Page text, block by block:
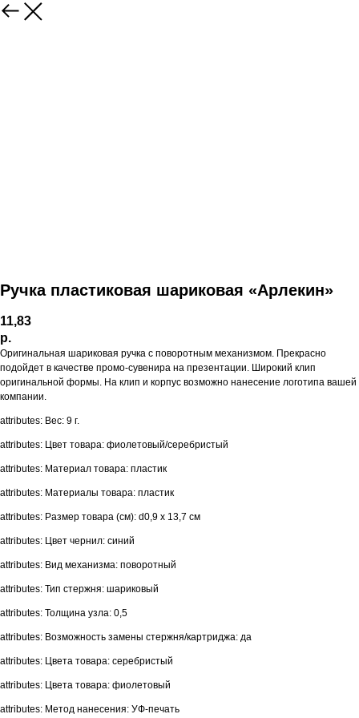
Ручка пластиковая шариковая «Арлекин»
11,83
р.
Оригинальная шариковая ручка с поворотным механизмом. Прекрасно
подойдет в качестве промо-сувенира на презентации. Широкий клип
оригинальной формы. На клип и корпус возможно нанесение логотипа вашей
компании.
attributes: Вес: 9 г.
attributes: Цвет товара: фиолетовый/серебристый
attributes: Материал товара: пластик
attributes: Материалы товара: пластик
attributes: Размер товара (см): d0,9 х 13,7 см
attributes: Цвет чернил: синий
attributes: Вид механизма: поворотный
attributes: Тип стержня: шариковый
attributes: Толщина узла: 0,5
attributes: Возможность замены стержня/картриджа: да
attributes: Цвета товара: серебристый
attributes: Цвета товара: фиолетовый
attributes: Метод нанесения: УФ-печать